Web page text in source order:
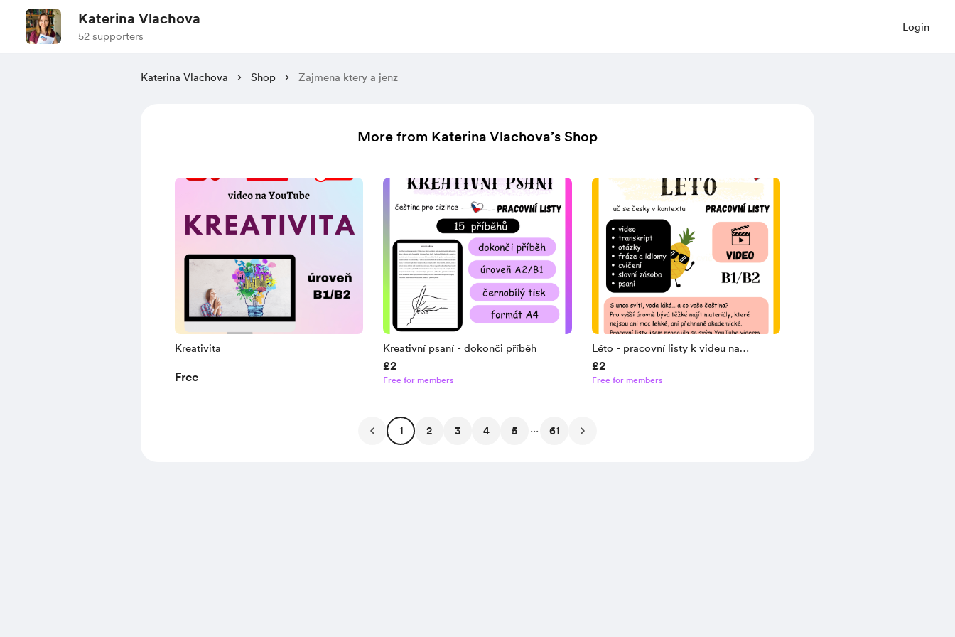
Katerina Vlachova
52 supporters
Login
Katerina Vlachova Shop Zajmena ktery a jenz
More from Katerina Vlachova’s Shop
Kreativita
Free
Kreativní psaní - dokonči příběh
£2
Free for members
Léto - pracovní listy k videu na
YouTube (B1/B2)
£2
Free for members
1 2 3 4 5 ... 61